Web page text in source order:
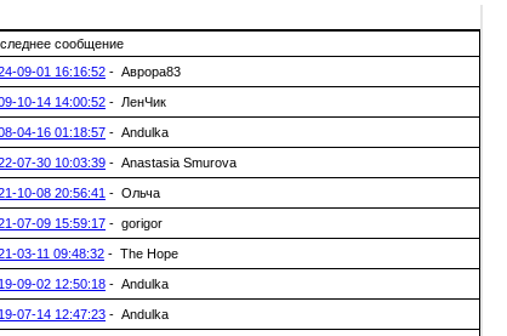
сообщение
09-01 16:16:52 - Аврора83
10-14 14:00:52 - ЛенЧик
04-16 01:18:57 - Andulka
07-30 10:03:39 - Anastasia Smurova
10-08 20:56:41 - Ольча
07-09 15:59:17 - gorigor
03-11 09:48:32 - The Hope
09-02 12:50:18 - Andulka
07-14 12:47:23 - Andulka